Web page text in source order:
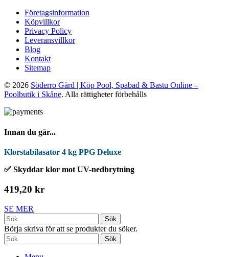
Företagsinformation
Köpvillkor
Privacy Policy
Leveransvillkor
Blog
Kontakt
Sitemap
© 2026 Söderro Gård | Köp Pool, Spabad & Bastu Online –
Poolbutik i Skåne. Alla rättigheter förbehålls
Innan du går...
Klorstabilasator 4 kg PPG Deluxe
✅ Skyddar klor mot UV-nedbrytning
419,20 kr
SE MER
Sök
Börja skriva för att se produkter du söker.
Sök